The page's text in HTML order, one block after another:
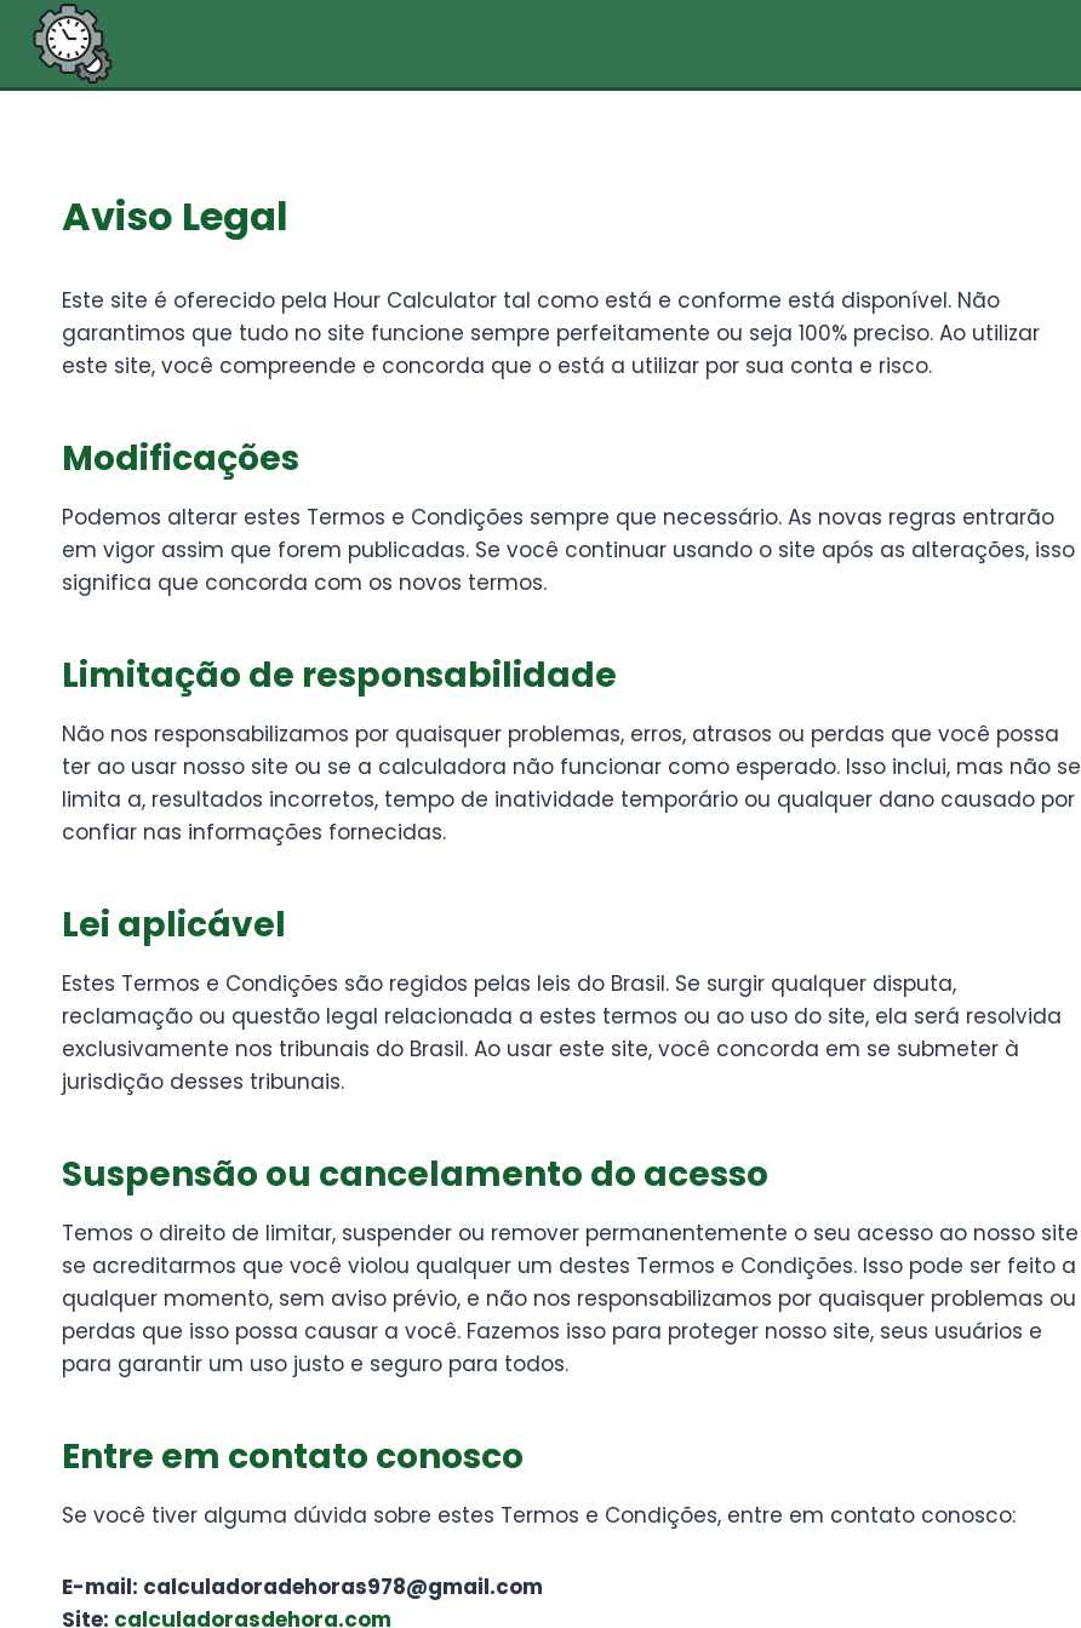
Pular
para
o
Aviso Legal
Este site é oferecido pela Hour Calculator tal como está e conforme está disponível. Não
garantimos que tudo no site funcione sempre perfeitamente ou seja 100% preciso. Ao utilizar
este site, você compreende e concorda que o está a utilizar por sua conta e risco.
Modificações
Podemos alterar estes Termos e Condições sempre que necessário. As novas regras entrarão
em vigor assim que forem publicadas. Se você continuar usando o site após as alterações, isso
significa que concorda com os novos termos.
Limitação de responsabilidade
Não nos responsabilizamos por quaisquer problemas, erros, atrasos ou perdas que você possa
ter ao usar nosso site ou se a calculadora não funcionar como esperado. Isso inclui, mas não se
limita a, resultados incorretos, tempo de inatividade temporário ou qualquer dano causado por
confiar nas informações fornecidas.
Lei aplicável
Estes Termos e Condições são regidos pelas leis do Brasil. Se surgir qualquer disputa,
reclamação ou questão legal relacionada a estes termos ou ao uso do site, ela será resolvida
exclusivamente nos tribunais do Brasil. Ao usar este site, você concorda em se submeter à
jurisdição desses tribunais.
Suspensão ou cancelamento do acesso
Temos o direito de limitar, suspender ou remover permanentemente o seu acesso ao nosso site
se acreditarmos que você violou qualquer um destes Termos e Condições. Isso pode ser feito a
qualquer momento, sem aviso prévio, e não nos responsabilizamos por quaisquer problemas ou
perdas que isso possa causar a você. Fazemos isso para proteger nosso site, seus usuários e
para garantir um uso justo e seguro para todos.
Entre em contato conosco
Se você tiver alguma dúvida sobre estes Termos e Condições, entre em contato conosco:
E-mail: calculadoradehoras978@gmail.com
Site: calculadorasdehora.com